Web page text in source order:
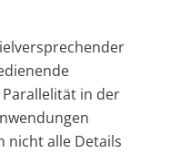
in der
nicht alle Details